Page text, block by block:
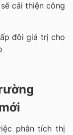
cải thiện công
đôi giá trị cho
phân tích thị